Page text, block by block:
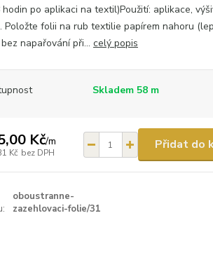
po aplikaci na textil)Použití: aplikace,
Položte folii na rub textilie papírem nahoru
napařování při... celý popis
Skladem 58 m
Kč/m
Kč bez DPH
Přidat do
oboustranne-
zazehlovaci-folie/31